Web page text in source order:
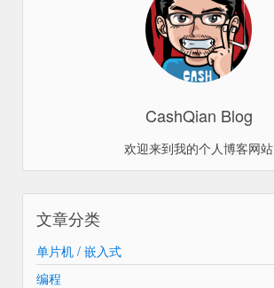
CashQian Blog
欢迎来到我的个人博客网站
文章分类
单片机 / 嵌入式
编程